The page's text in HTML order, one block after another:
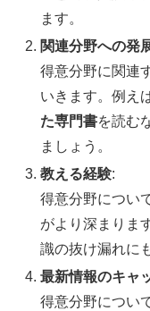
ます。
関連分野への発
得意分野に関連
いきます。例え
た専門書を読む
ましょう。
教える経験:
得意分野につい
がより深まりま
識の抜け漏れに
最新情報のキャ
得意分野につい